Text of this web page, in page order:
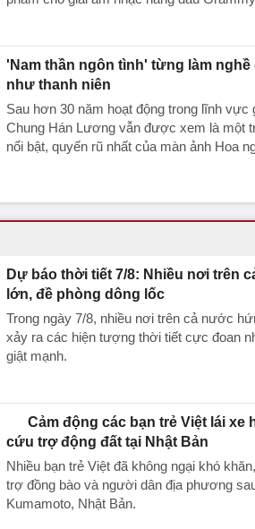
'Nam thần ngôn tình' từng làm nghề
như thanh niên
Sau hơn 30 năm hoạt động trong lĩnh vực
Chung Hán Lương vẫn được xem là một
nổi bật, quyến rũ nhất của màn ảnh Hoa
Dự báo thời tiết 7/8: Nhiều nơi trên
lớn, đề phòng dông lốc
Trong ngày 7/8, nhiều nơi trên cả nước
xảy ra các hiện tượng thời tiết cực đoan
giật mạnh.
Cảm động các bạn trẻ Việt lái xe
cứu trợ động đất tại Nhật Bản
Nhiều bạn trẻ Việt đã không ngại khó
trợ đồng bào và người dân địa phương
Kumamoto, Nhật Bản.